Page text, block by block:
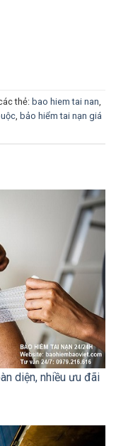
thẻ: bao hiem tai nan,
, bảo hiểm tai nạn giá
diện, nhiều ưu đãi